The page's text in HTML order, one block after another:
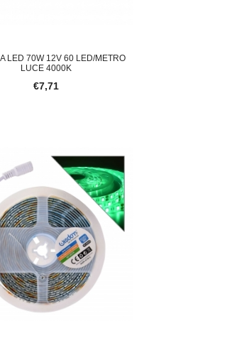
LED 70W 12V 60 LED/METRO
LUCE 4000K
€7,71